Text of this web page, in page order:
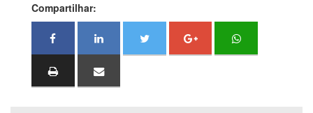
Compartilhar: